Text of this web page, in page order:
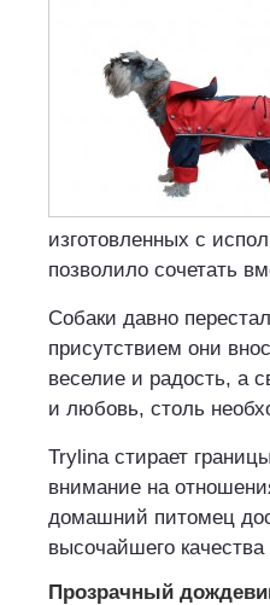
изготовленных с
позволило сочетать
Собаки давно
присутствием они
веселие и радость, а
и любовь, столь
Trylina стирает
внимание на
домашний питомец
высочайшего
Прозрачный